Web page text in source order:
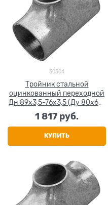
30304
Тройник стальной
оцинкованный переходной
Дн 89х3,5-76х3,5 (Ду 80х65)
бесшовный ГОСТ 17376-2001
1 817 руб.
КУПИТЬ